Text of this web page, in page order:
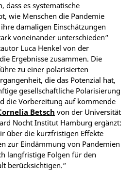
dass es systematische
wie Menschen die Pandemie
damaligen Einschätzungen
voneinander unterschieden“
Luca Henkel von der
Ergebnisse zusammen. Die
zu einer polarisierten
die das Potenzial hat,
gesellschaftliche Polarisierung
die Vorbereitung auf kommende
Betsch von der Universität
Nocht Institut Hamburg ergänzt:
über die kurzfristigen Effekte
zur Eindämmung von Pandemien
langfristige Folgen für den
berücksichtigen.“